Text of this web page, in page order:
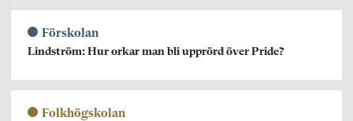
Förskolan
Lindström: Hur orkar man bli upprörd över Pride?
Folkhögskolan